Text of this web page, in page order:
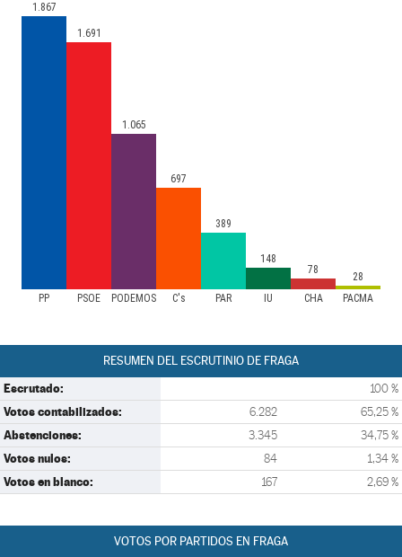
PP PSOE PODEMOS C's PAR IU CHA PACMA
1.867
1.691
1.065
697
389
148
78
28
RESUMEN DEL ESCRUTINIO DE FRAGA
Escrutado: 100 %
Votos contabilizados: 6.282 65,25 %
Abstenciones: 3.345 34,75 %
Votos nulos: 84 1,34 %
Votos en blanco: 167 2,69 %
VOTOS POR PARTIDOS EN FRAGA